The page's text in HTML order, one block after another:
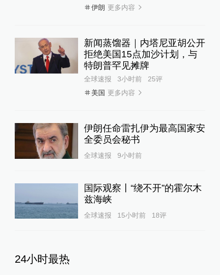
伊朗 更多内容
新闻蒸馏器｜内塔尼亚胡公开
拒绝美国15点加沙计划，与
特朗普罕见摊牌
全球速报 3小时前 25评
美国 更多内容
伊朗任命雷扎伊为最高国家安
全委员会秘书
全球速报 9小时前
国际观察丨“绕不开”的霍尔木
兹海峡
全球速报 15小时前 18评
24小时最热